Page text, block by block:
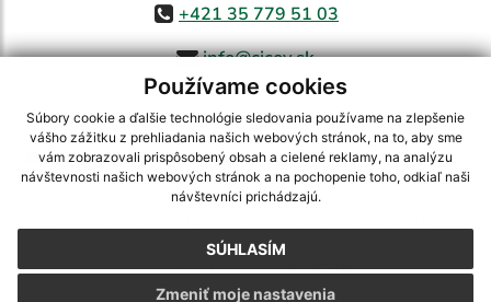
Používame cookies
Súbory cookie a ďalšie technológie sledovania používame na zlepšenie
vášho zážitku z prehliadania našich webových stránok, na to, aby sme
vám zobrazovali prispôsobený obsah a cielené reklamy, na analýzu
návštevnosti našich webových stránok a na pochopenie toho, odkiaľ naši
návštevníci prichádzajú.
SÚHLASÍM
Zmeniť moje nastavenia
+421 35 779 51 03
info@cicov.sk
využite možnosť získavania aktuálnych informácií s využitím RSS
CMS systém (redakčný) systém ECHELON 2,Mapa stránok,web portál
webex.digital, s.r.o.,domény,registrácia domény
Posledná aktualizácia:03.08.2026